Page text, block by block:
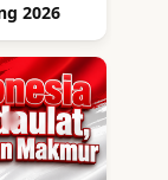
2026